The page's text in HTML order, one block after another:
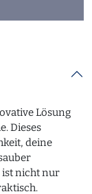
Lösung
Dieses
deine
ist nicht nur